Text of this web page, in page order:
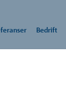
Bedrift